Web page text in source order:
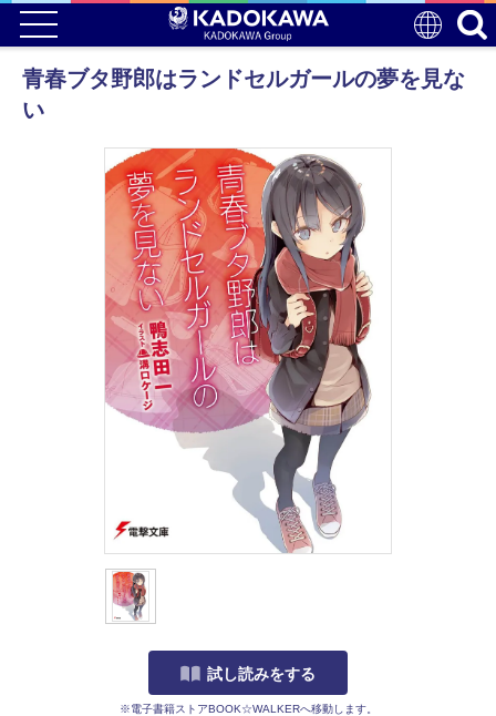
青春ブタ野郎はランドセルガールの夢を見な
い
試し読みをする
※電子書籍ストアBOOK☆WALKERへ移動します。